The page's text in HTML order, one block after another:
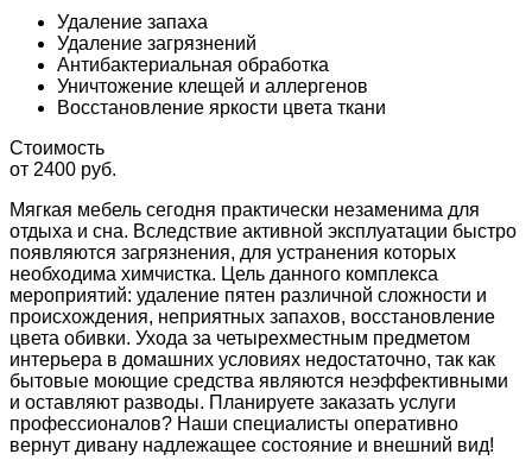
Удаление запаха
Удаление загрязнений
Антибактериальная обработка
Уничтожение клещей и аллергенов
Восстановление яркости цвета ткани
Стоимость
от 2400 руб.
Мягкая мебель сегодня практически незаменима для
отдыха и сна. Вследствие активной эксплуатации быстро
появляются загрязнения, для устранения которых
необходима химчистка. Цель данного комплекса
мероприятий: удаление пятен различной сложности и
происхождения, неприятных запахов, восстановление
цвета обивки. Ухода за четырехместным предметом
интерьера в домашних условиях недостаточно, так как
бытовые моющие средства являются неэффективными
и оставляют разводы. Планируете заказать услуги
профессионалов? Наши специалисты оперативно
вернут дивану надлежащее состояние и внешний вид!